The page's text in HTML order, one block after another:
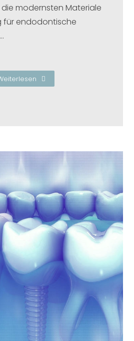
modernsten Materiale
für endodontische